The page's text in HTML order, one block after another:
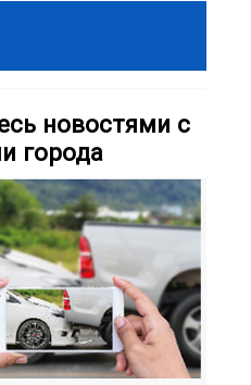
новостями с
города